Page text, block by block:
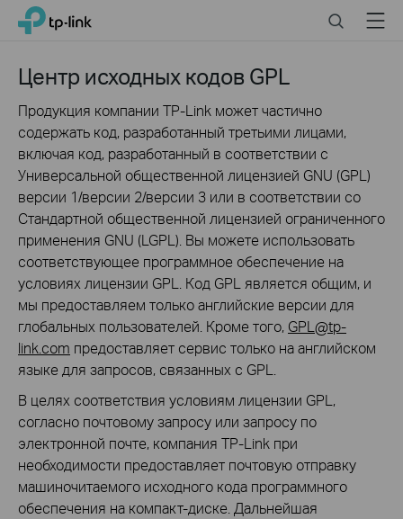
Click
navigation
TP-Link, Reliably Smart SearchMenu
Центр исходных кодов GPL
Продукция компании TP-Link может частично
содержать код, разработанный третьими лицами,
включая код, разработанный в соответствии с
Универсальной общественной лицензией GNU (GPL)
версии 1/версии 2/версии 3 или в соответствии со
Стандартной общественной лицензией ограниченного
применения GNU (LGPL). Вы можете использовать
соответствующее программное обеспечение на
условиях лицензии GPL. Код GPL является общим, и
мы предоставляем только английские версии для
глобальных пользователей. Кроме того, GPL@tp-
link.com предоставляет сервис только на английском
языке для запросов, связанных с GPL.
В целях соответствия условиям лицензии GPL,
согласно почтовому запросу или запросу по
электронной почте, компания TP-Link при
необходимости предоставляет почтовую отправку
машиночитаемого исходного кода программного
обеспечения на компакт-диске. Дальнейшая